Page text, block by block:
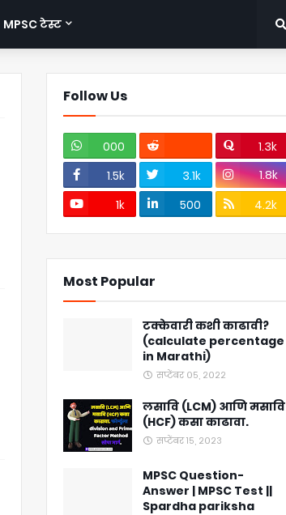
MPSC टेस्ट
Follow Us
000
1.3k
1.5k
3.1k
1.8k
1k
500 4.2k
Most Popular
टक्केवारी कशी काढावी?
(calculate percentage
in Marathi)
सप्टेंबर ०५, २०२२
लसावि (LCM) आणि मसावि
(HCF) कसा काढावा.
सप्टेंबर १५, २०२३
MPSC Question-
Answer | MPSC Test ||
Spardha pariksha